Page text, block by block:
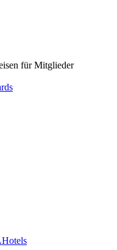
für Mitglieder
Hotels